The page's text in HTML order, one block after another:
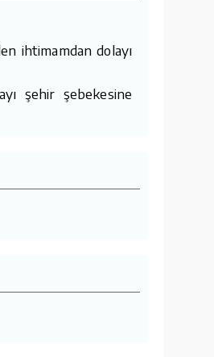
ihtimamdan dolayı
şehir şebekesine